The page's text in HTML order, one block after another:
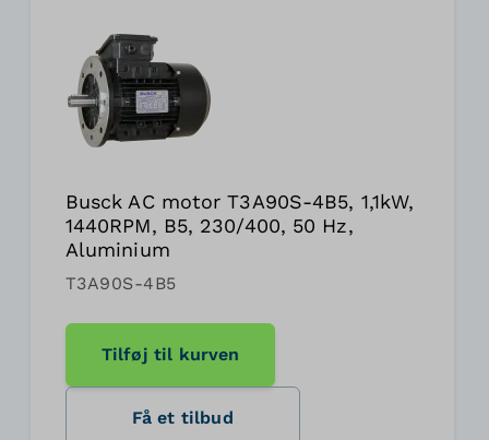
Busck AC motor T3A90S-4B5, 1,1kW,
1440RPM, B5, 230/400, 50 Hz,
Aluminium
T3A90S-4B5
Tilføj til kurven
Få et tilbud